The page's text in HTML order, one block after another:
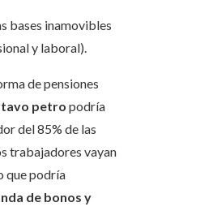
bases inamovibles
y laboral).
de pensiones
petro podría
del 85% de las
trabajadores vayan
que podría
de bonos y